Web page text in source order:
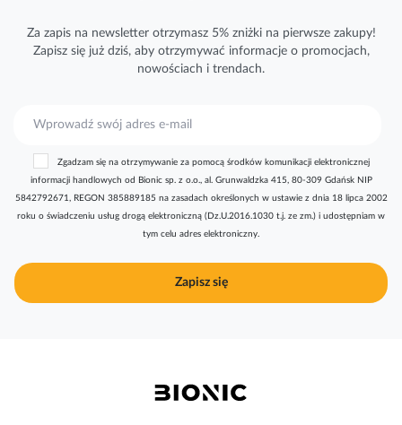
Za zapis na newsletter otrzymasz 5% zniżki na pierwsze zakupy!
Zapisz się już dziś, aby otrzymywać informacjeo promocjach,
nowościach i trendach.
r
y
j
n
Zapisz się
Zgadzam się na otrzymywanie za pomocą środków komunikacji elektronicznej
informacji handlowych od Bionic sp. z o.o., al. Grunwaldzka 415, 80-309 Gdańsk NIP
5842792671, REGON 385889185 na zasadach określonych w ustawie z dnia 18 lipca 2002
roku o świadczeniu usług drogą elektroniczną (Dz.U.2016.1030 t.j. ze zm.) i udostępniam w
tym celu adres elektroniczny.